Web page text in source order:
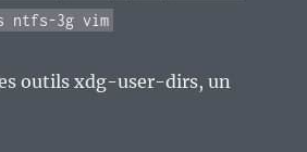
ntfs-3g vim
outils xdg-user-dirs, un